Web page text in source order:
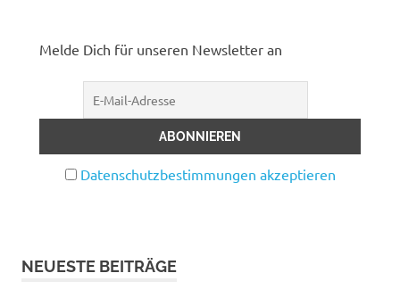
Melde Dich für unseren Newsletter an
Datenschutzbestimmungen akzeptieren
NEUESTE BEITRÄGE